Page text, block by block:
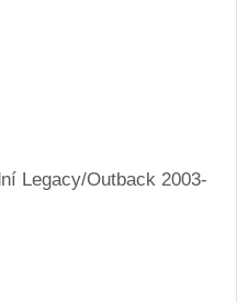
Legacy/Outback 2003-